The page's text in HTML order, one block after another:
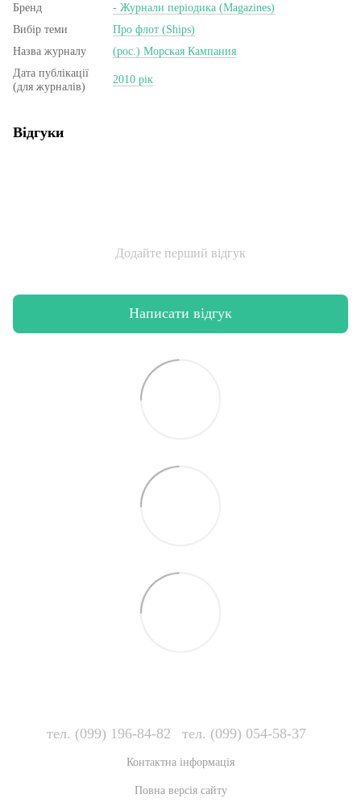
Бренд
- Журнали періодика (Magazines)
Вибір теми
Про флот (Ships)
Назва журналу
(рос.) Морская Кампания
Дата публікації
(для журналів)
2010 рік
Відгуки
Додайте перший відгук
Написати відгук
тел. (099) 196-84-82 тел. (099) 054-58-37
Контактна інформація
Повна версія сайту